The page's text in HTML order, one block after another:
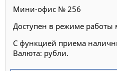
Мини-офис № 256
Доступен в режиме работы
С функцией приема
Валюта: рубли.